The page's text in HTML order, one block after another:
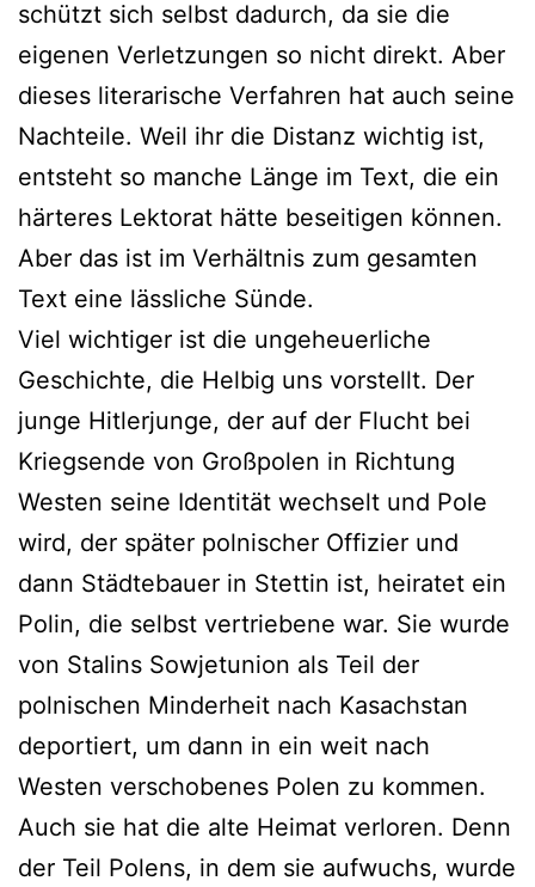
schützt sich selbst dadurch, da sie die
eigenen Verletzungen so nicht direkt. Aber
dieses literarische Verfahren hat auch seine
Nachteile. Weil ihr die Distanz wichtig ist,
entsteht so manche Länge im Text, die ein
härteres Lektorat hätte beseitigen können.
Aber das ist im Verhältnis zum gesamten
Text eine lässliche Sünde.
Viel wichtiger ist die ungeheuerliche
Geschichte, die Helbig uns vorstellt. Der
junge Hitlerjunge, der auf der Flucht bei
Kriegsende von Großpolen in Richtung
Westen seine Identität wechselt und Pole
wird, der später polnischer Offizier und
dann Städtebauer in Stettin ist, heiratet ein
Polin, die selbst vertriebene war. Sie wurde
von Stalins Sowjetunion als Teil der
polnischen Minderheit nach Kasachstan
deportiert, um dann in ein weit nach
Westen verschobenes Polen zu kommen.
Auch sie hat die alte Heimat verloren. Denn
der Teil Polens, in dem sie aufwuchs, wurde